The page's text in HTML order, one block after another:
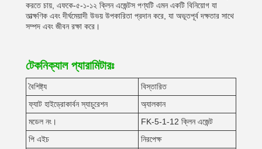
করতে চায়, এফকে-৫-১-১২ ক্লিন এজেন্টস পণ্যটি এমন একটি বিনিয়োগ যা
তাত্ক্ষণিক এবং দীর্ঘমেয়াদী উভয় উপকারিতা প্রদান করে, যা অভূতপূর্ব দক্ষতার সাথে
সম্পদ এবং জীবন রক্ষা করে।
টেকনিক্যাল প্যারামিটারঃ
বৈশিষ্ট্য
বিস্তারিত
ফ্যাট হাইড্রোকার্বন স্যাচুরেশন
অ্যালকান
মডেল নং।
FK-5-1-12 ক্লিন এজেন্ট
পি এইচ
নিরপেক্ষ